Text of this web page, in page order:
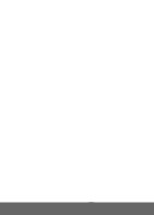
Wasser
sind die